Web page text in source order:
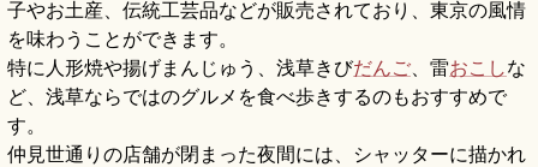
子やお土産、伝統工芸品などが販売されており、東京の風情
を味わうことができます。
特に人形焼や揚げまんじゅう、浅草きびだんご 、雷おこしな
ど、浅草ならではのグルメを食べ歩きするのもおすすめで
す。
仲見世通りの店舗が閉まった夜間には、シャッターに描かれ